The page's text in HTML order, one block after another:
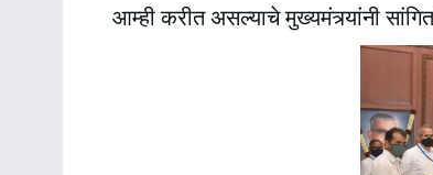
आम्ही करीत असल्याचे मुख्यमंत्र्यांनी